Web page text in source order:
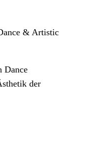
& Artistic
Dance
der